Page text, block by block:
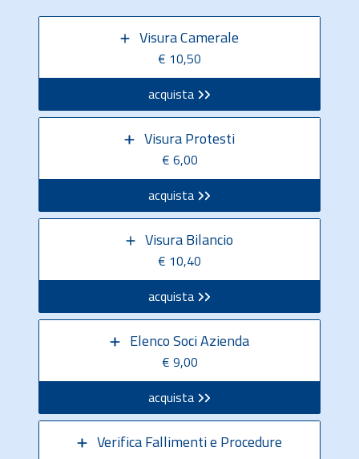
Visura Camerale
€ 10,50
acquista
Visura Protesti
€ 6,00
acquista
Visura Bilancio
€ 10,40
acquista
Elenco Soci Azienda
€ 9,00
acquista
Verifica Fallimenti e Procedure